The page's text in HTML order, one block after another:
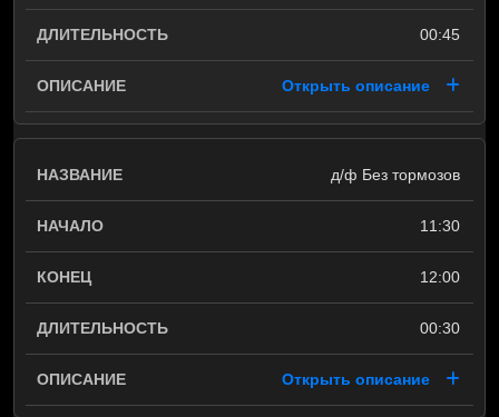
00:45
Открыть описание
д/ф Без тормозов
11:30
12:00
00:30
Открыть описание